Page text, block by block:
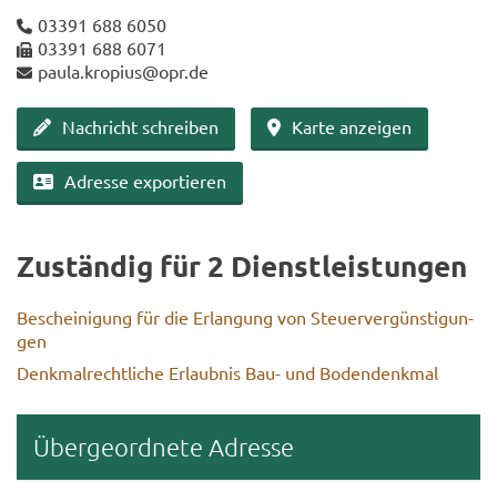
03391 688 6050
03391 688 6071
paula.kro­pi­us@opr.de
Nach­richt schrei­ben Karte an­zei­gen
Adres­se ex­por­tie­ren
Zu­stän­dig für 2 Dienst­leis­tun­gen
Be­schei­ni­gung für die Er­lan­gung von Steu­er­ver­güns­ti­gun­
gen
Denk­mal­recht­li­che Er­laub­nis Bau- und Bo­den­denk­mal
Über­ge­ord­ne­te Adres­se